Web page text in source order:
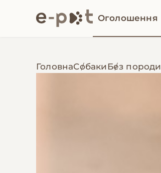
Оголошення
ГоловнаСобакиБез породи